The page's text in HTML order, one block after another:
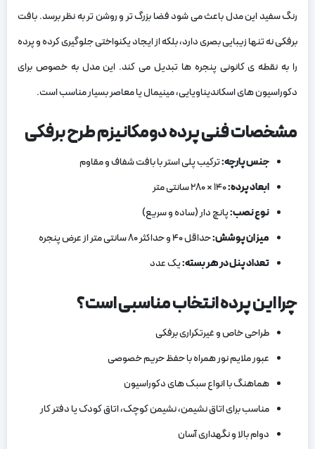
رنگ سفید این مدل باعث می ‌شود فضا بزرگ‌ تر و روشن‌ تر به نظر برسد. بافت
برفکی نه ‌تنها زیبایی بصری دارد، بلکه از ایجاد یکنواختی جلوگیری کرده و پرده
را به نقطه‌ ی کانونی پنجره ‌ها تبدیل می ‌کند. این مدل به‌ خصوص برای
دکوراسیون ‌های اسکاندیناویایی، مینیمال یا معاصر بسیار مناسب است.
مشخصات فنی پرده دومکانیزم طرح برفکی
جنس پارچه:ترکیب پلی ‌استر با بافت‌ شفاف و مقاوم
ابعاد پرده:
نوع نصب:پانچ ‌دار (ساده و سریع)
میزان پوشش:حداقل ۴۰ و حداکثر ۸۰ سانتی ‌متر از عرض پنجره
تعداد پنل در هر بسته:یک عدد
چرا این پرده انتخاب مناسبی است؟
طراحی خاص و غیرتکراری برفکی
عبور ملایم نور همراه با حفظ حریم خصوصی
هماهنگ با انواع سبک ‌های دکوراسیون
مناسب برای اتاق نشیمن، نشیمن کوچک، اتاق کودک یا دفتر کار
دوام بالا و نگهداری آسان